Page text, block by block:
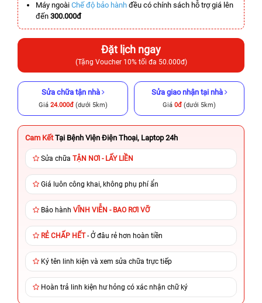
Máy ngoài Chế độ bảo hành đều có chính sách hỗ trợ giá lên
đến 300.000đ
Đặt lịch ngay
(Tặng Voucher 10% tối đa 50.000đ)
Sửa chữa tận nhà
Giá 24.000đ(dưới 5km)
Sửa giao nhận tại nhà
Giá 0đ (dưới 5km)
Cam Kết Tại Bệnh Viện Điện Thoại, Laptop 24h
Sửa chữa TẬN NƠI - LẤY LIỀN
Giá luôn công khai, không phụ phí ẩn
Bảo hành VĨNH VIỄN - BAO RƠI VỠ
RẺ CHẤP HẾT- Ở đâu rẻ hơn hoàn tiền
Ký tên linh kiện và xem sửa chữa trực tiếp
Hoàn trả linh kiện hư hỏng có xác nhận chữ ký